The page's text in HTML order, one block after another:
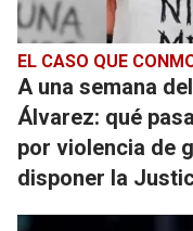
EL CASO QUE
A una semana
Álvarez: qué
por violencia de
disponer la